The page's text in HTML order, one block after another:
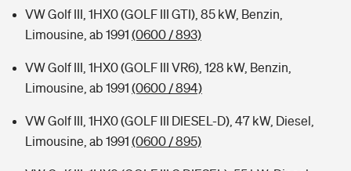
VW Golf III, 1HX0 (GOLF III GTI), 85 kW, Benzin,
Limousine, ab 1991 (0600 / 893)
VW Golf III, 1HX0 (GOLF III VR6), 128 kW, Benzin,
Limousine, ab 1991 (0600 / 894)
VW Golf III, 1HX0 (GOLF III DIESEL-D), 47 kW, Diesel,
Limousine, ab 1991 (0600 / 895)